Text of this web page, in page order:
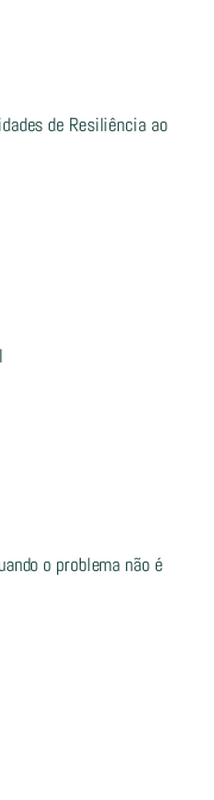
de Resiliência ao
o problema não é